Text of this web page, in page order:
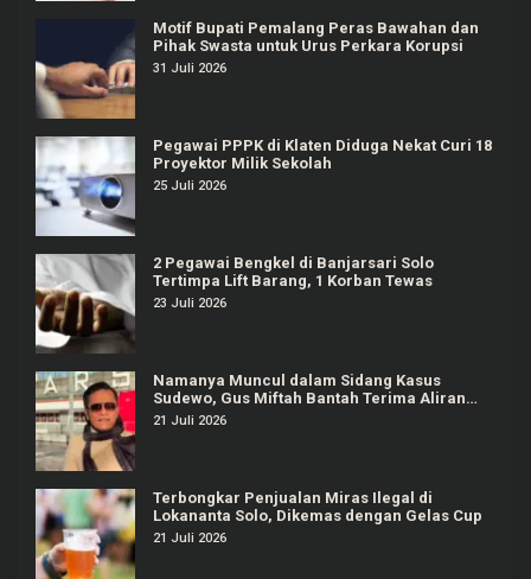
Motif Bupati Pemalang Peras Bawahan dan
Pihak Swasta untuk Urus Perkara Korupsi
31 Juli 2026
Pegawai PPPK di Klaten Diduga Nekat Curi 18
Proyektor Milik Sekolah
25 Juli 2026
2 Pegawai Bengkel di Banjarsari Solo
Tertimpa Lift Barang, 1 Korban Tewas
23 Juli 2026
Namanya Muncul dalam Sidang Kasus
Sudewo, Gus Miftah Bantah Terima Aliran
Dana Rp100 Juta
21 Juli 2026
Terbongkar Penjualan Miras Ilegal di
Lokananta Solo, Dikemas dengan Gelas Cup
21 Juli 2026